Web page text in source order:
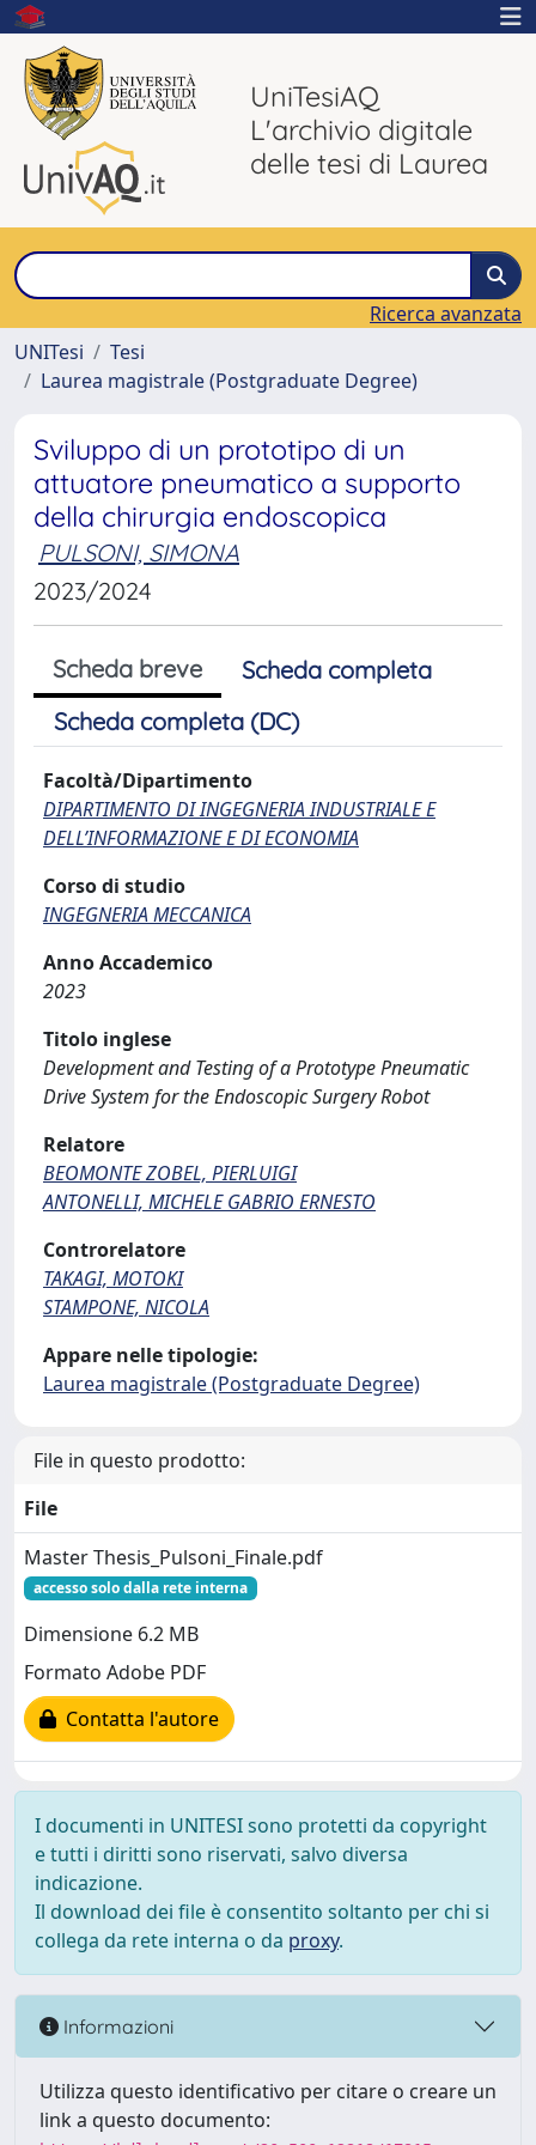
UniTesiAQ
L'archivio digitale
delle tesi di Laurea
Ricerca avanzata
UNITesi
Tesi
Laurea magistrale (Postgraduate Degree)
Sviluppo di un prototipo di un
attuatore pneumatico a supporto
della chirurgia endoscopica
PULSONI, SIMONA
2023/2024
Scheda breve
Scheda completa
Scheda completa (DC)
Facoltà/Dipartimento
DIPARTIMENTO DI INGEGNERIA INDUSTRIALE E
DELL’INFORMAZIONE E DI ECONOMIA
Corso di studio
INGEGNERIA MECCANICA
Anno Accademico
2023
Titolo inglese
Development and Testing of a Prototype Pneumatic
Drive System for the Endoscopic Surgery Robot
Relatore
BEOMONTE ZOBEL, PIERLUIGI
ANTONELLI, MICHELE GABRIO ERNESTO
Controrelatore
TAKAGI, MOTOKI
STAMPONE, NICOLA
Appare nelle tipologie:
Laurea magistrale (Postgraduate Degree)
File in questo prodotto:
File
Master Thesis_Pulsoni_Finale.pdf
accesso solo dalla rete interna
Dimensione 6.2 MB
Formato Adobe PDF
Contatta l'autore
I documenti in UNITESI sono protetti da copyright
e tutti i diritti sono riservati, salvo diversa
indicazione.
Il download dei file è consentito soltanto per chi si
collega da rete interna o da proxy.
Informazioni
Utilizza questo identificativo per citare o creare un
link a questo documento: